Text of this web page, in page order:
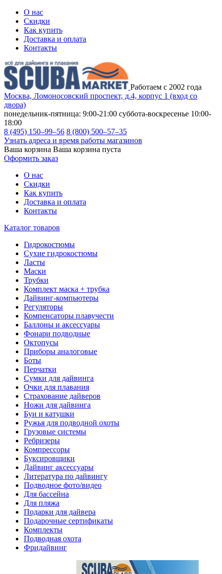
О нас
Скидки
Как купить
Доставка и оплата
Контакты
Работаем с 2002 года
Москва, Ломоносовский проспект, д.4, корпус 1 (вход со
двора)
понедельник-пятница: 9:00-21:00 суббота-воскресенье 10:00-
18:00
8 (495) 150–99–56 8 (800) 500–57–35
Узнать адреса и время работы магазинов
Ваша корзина Ваша корзина пуста
Оформить заказ
О нас
Скидки
Как купить
Доставка и оплата
Контакты
Каталог товаров
Гидрокостюмы
Сухие гидрокостюмы
Ласты
Маски
Трубки
Комплект маска + трубка
Дайвинг-компьютеры
Регуляторы
Компенсаторы плавучести
Баллоны и аксессуары
Фонари подводные
Октопусы
Приборы аналоговые
Боты
Перчатки
Сумки для дайвинга
Очки для плавания
Страхование дайверов
Ножи для дайвинга
Буи и катушки
Ружья для подводной охоты
Грузовые системы
Ребризеры
Компрессоры
Буксировщики
Дайвинг аксессуары
Литература по дайвингу
Подводное фото/видео
Для бассейна
Для пляжа
Подарки для дайвера
Подарочные сертификаты
Комплекты
Подводная охота
Фридайвинг